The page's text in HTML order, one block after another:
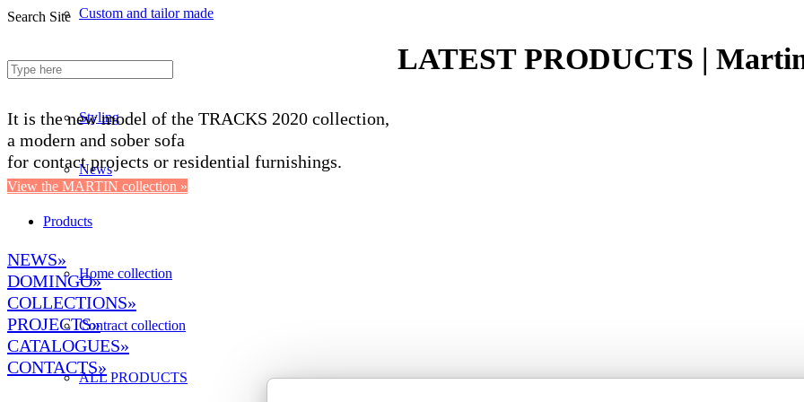
Custom and tailor made
Fireproof sofas
Styling
News
Products
Home collection
Contract collection
ALL PRODUCTS
Search Site
LATEST PRODUCTS |
It is the new model of the TRACKS 2020 collection,
a modern and sober sofa
for contact projects or residential furnishings.
View the MARTIN collection »
NEWS»
DOMINGO»
COLLECTIONS»
PROJECTS»
CATALOGUES»
CONTACTS»